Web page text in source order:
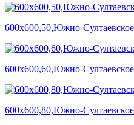
600х600,50,Южно-Султаевское
600х600,60,Южно-Султаевское
600х600,80,Южно-Султаевское